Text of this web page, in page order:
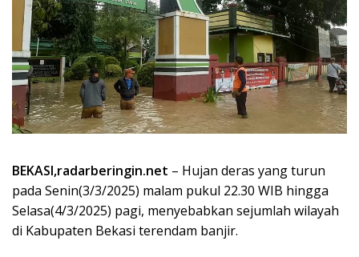
BEKASI,radarberingin.net – Hujan deras yang turun
pada Senin(3/3/2025) malam pukul 22.30 WIB hingga
Selasa(4/3/2025) pagi, menyebabkan sejumlah wilayah
di Kabupaten Bekasi terendam banjir.